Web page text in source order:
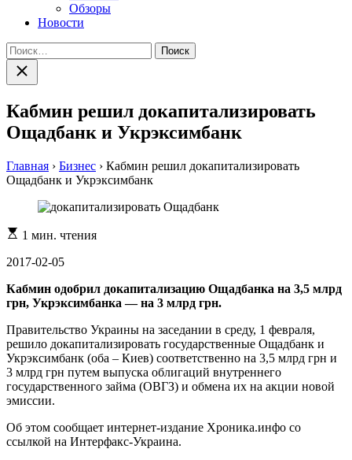
Обзоры
Новости
Найти:
Закрыть
поиск
Кабмин решил докапитализировать
Ощадбанк и Укрэксимбанк
Главная › Бизнес › Кабмин решил докапитализировать
Ощадбанк и Укрэксимбанк
Расчетное
чтения
1 мин. чтения
2017-02-05
Кабмин одобрил докапитализацию Ощадбанка на 3,5 млрд
грн, Укрэксимбанка — на 3 млрд грн.
Правительство Украины на заседании в среду, 1 февраля,
решило докапитализировать государственные Ощадбанк и
Укрэксимбанк (оба – Киев) соответственно на 3,5 млрд грн и
3 млрд грн путем выпуска облигаций внутреннего
государственного займа (ОВГЗ) и обмена их на акции новой
эмиссии.
Об этом сообщает интернет-издание Хроника.инфо со
ссылкой на Интерфакс-Украина.